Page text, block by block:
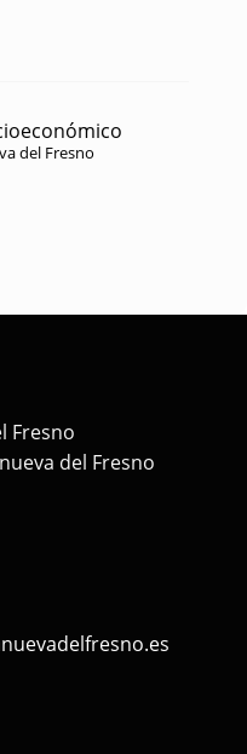
del Fresno
Fresno
del Fresno